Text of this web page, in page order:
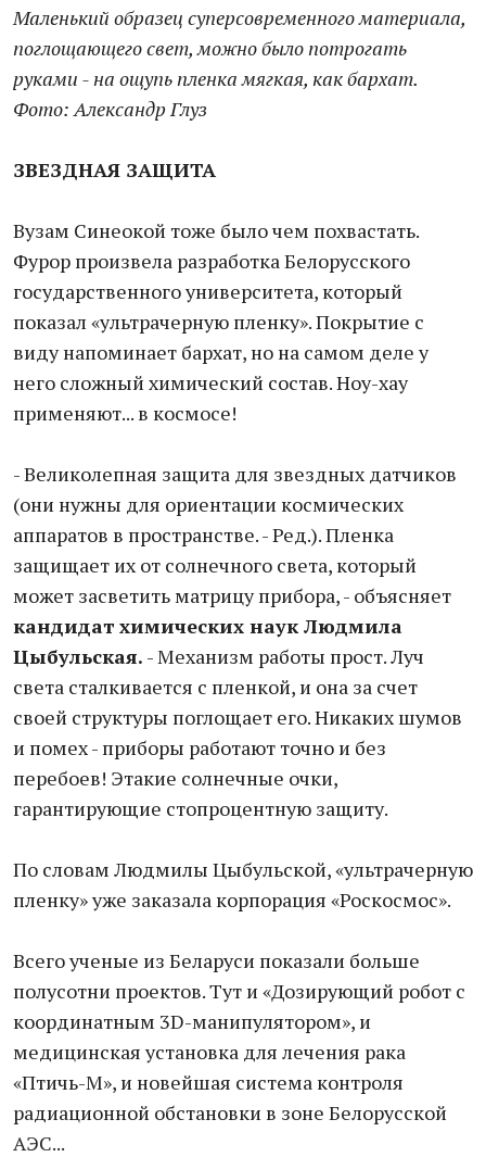
Маленький образец суперсовременного материала,
поглощающего свет, можно было потрогать
руками - на ощупь пленка мягкая, как бархат.
Фото: Александр Глуз
ЗВЕЗДНАЯ ЗАЩИТА
Вузам Синеокой тоже было чем похвастать.
Фурор произвела разработка Белорусского
государственного университета, который
показал «ультрачерную пленку». Покрытие с
виду напоминает бархат, но на самом деле у
него сложный химический состав. Ноу-хау
применяют... в космосе!
- Великолепная защита для звездных датчиков
(они нужны для ориентации космических
аппаратов в пространстве. - Ред.). Пленка
защищает их от солнечного света, который
может засветить матрицу прибора, - объясняет
кандидат химических наук Людмила
Цыбульская. - Механизм работы прост. Луч
света сталкивается с пленкой, и она за счет
своей структуры поглощает его. Никаких шумов
и помех - приборы работают точно и без
перебоев! Этакие солнечные очки,
гарантирующие стопроцентную защиту.
По словам Людмилы Цыбульской, «ультрачерную
пленку» уже заказала корпорация «Роскосмос».
Всего ученые из Беларуси показали больше
полусотни проектов. Тут и «Дозирующий робот с
координатным 3D-манипулятором», и
медицинская установка для лечения рака
«Птичь-М», и новейшая система контроля
радиационной обстановки в зоне Белорусской
АЭС...